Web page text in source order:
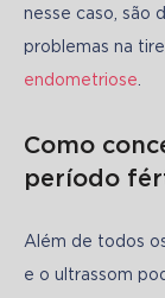
nesse caso, são
endometriose
Como
período
Além de todos
e o ultrassom